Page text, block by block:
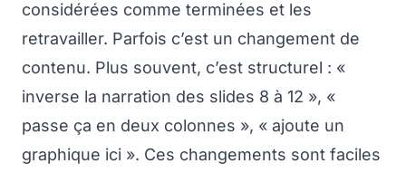
considérées comme terminées et les
retravailler. Parfois c’est un changement de
contenu. Plus souvent, c’est structurel : «
inverse la narration des slides 8 à 12 », «
passe ça en deux colonnes », « ajoute un
graphique ici ». Ces changements sont faciles